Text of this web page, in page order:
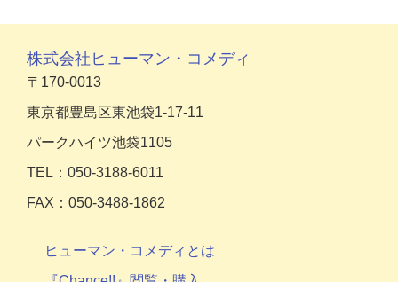
株式会社ヒューマン・コメディ
〒170-0013
東京都豊島区東池袋1-17-11
パークハイツ池袋1105
TEL：050-3188-6011
FAX：050-3488-1862
ヒューマン・コメディとは